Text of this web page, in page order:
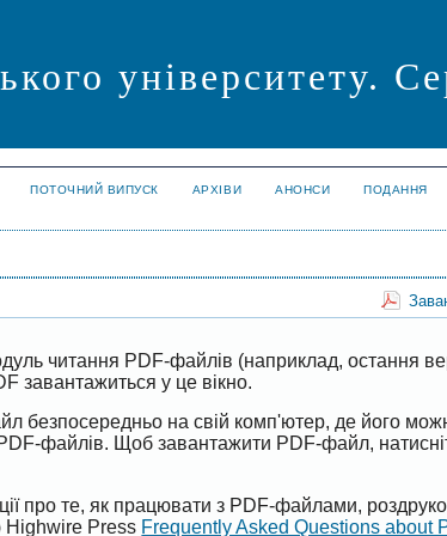
університету.
ПОТОЧНИЙ ВИПУСК АРХІВИ АНОНСИ ПОДАННЯ
читання PDF-файлів (наприклад, остання
завантажиться у це вікно.
безпосередньо на свій комп'ютер, де його
файлів. Щоб завантажити PDF-файл,
про те, як працювати з PDF-файлами,
Highwire Press Frequently Asked Questions about